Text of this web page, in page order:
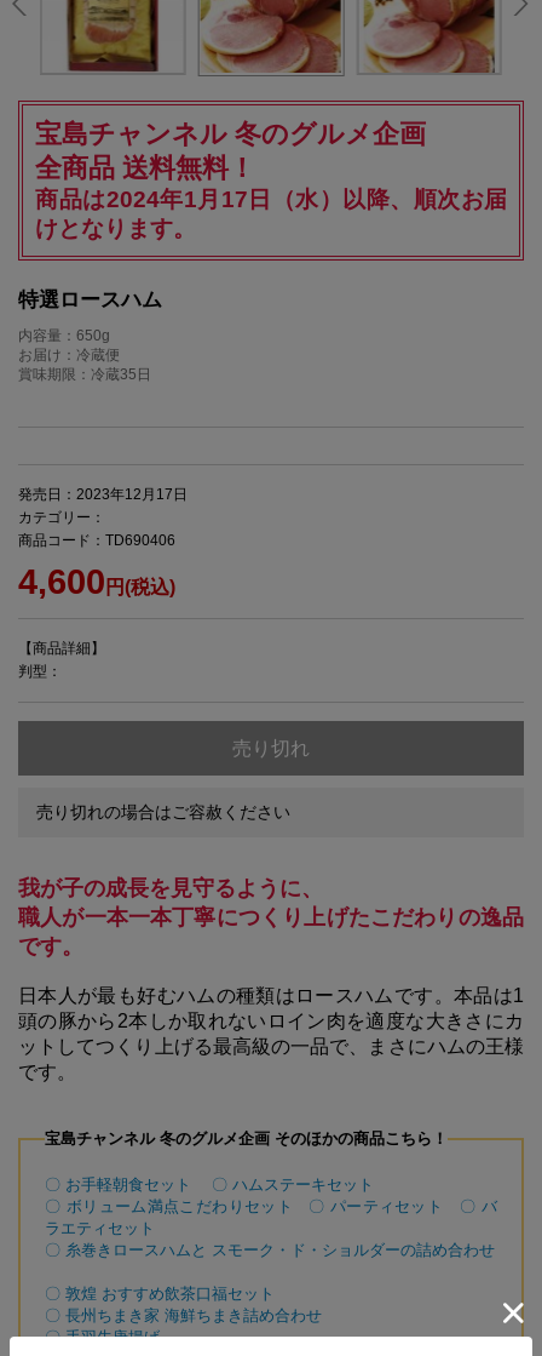
宝島チャンネル 冬のグルメ企画
全商品 送料無料！
商品は2024年1月17日（水）以降、順次お届
けとなります。
特選ロースハム
内容量：650g
お届け：冷蔵便
賞味期限：冷蔵35日
発売日：2023年12月17日
カテゴリー：
商品コード：TD690406
4,600 円(税込)
【商品詳細】
判型：
売り切れ
売り切れの場合はご容赦ください
我が子の成長を見守るように、
職人が一本一本丁寧につくり上げたこだわりの逸品
です。
日本人が最も好むハムの種類はロースハムです。本品は1
頭の豚から2本しか取れないロイン肉を適度な大きさにカ
ットしてつくり上げる最高級の一品で、まさにハムの王様
です。
宝島チャンネル 冬のグルメ企画 そのほかの商品こちら！
〇 お手軽朝食セット
〇 ハムステーキセット
〇 ボリューム満点こだわりセット
〇 パーティセット
〇 バ
ラエティセット
〇 糸巻きロースハムと スモーク・ド・ショルダーの詰め合わせ
〇 敦煌 おすすめ飲茶口福セット
〇 長州ちまき家 海鮮ちまき詰め合わせ
〇 手羽先唐揚げ